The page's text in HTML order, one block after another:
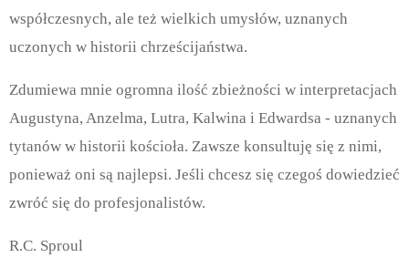
współczesnych, ale też wielkich umysłów, uznanych
uczonych w historii chrześcijaństwa.
Zdumiewa mnie ogromna ilość zbieżności w interpretacjach
Augustyna, Anzelma, Lutra, Kalwina i Edwardsa - uznanych
tytanów w historii kościoła. Zawsze konsultuję się z nimi,
ponieważ oni są najlepsi. Jeśli chcesz się czegoś dowiedzieć
zwróć się do profesjonalistów.
R.C. Sproul